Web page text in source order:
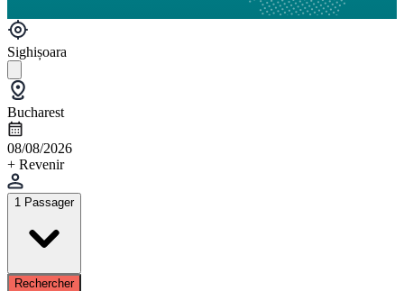
Sighișoara
Bucharest
08/08/2026
+ Revenir
1 Passager
Rechercher